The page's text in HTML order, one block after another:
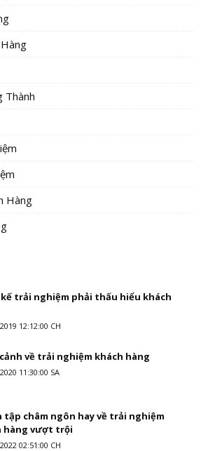
Thành
Hàng
trải nghiệm phải thấu hiểu khách
12:12:00 CH
về trải nghiệm khách hàng
11:30:00 SA
tập châm ngôn hay về trải nghiệm
hàng vượt trội
02:51:00 CH